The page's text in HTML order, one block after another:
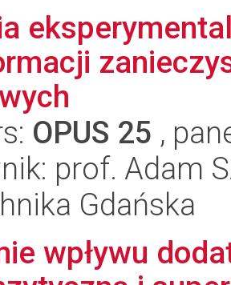
OPUS 25 ,
prof. Adam
Gdańska
wpływu